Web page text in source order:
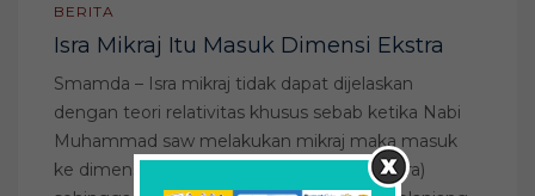
BERITA
Isra Mikraj Itu Masuk Dimensi Ekstra
Smamda – Isra mikraj tidak dapat dijelaskan
dengan teori relativitas khusus sebab ketika Nabi
Muhammad saw melakukan mikraj maka masuk
ke dimensi yang lebih tinggi (dimensi ekstra)